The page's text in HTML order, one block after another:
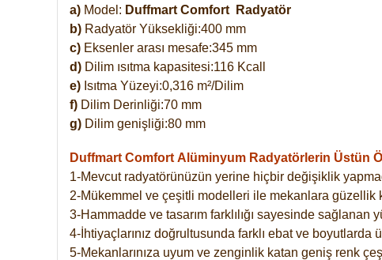
a) Model: Duffmart Comfort
Radyatör
b) Radyatör Yüksekliği:400 mm
c) Eksenler arası mesafe:345 mm
d) Dilim ısıtma kapasitesi:116 Kcall
e) Isıtma Yüzeyi:0,316 m²/Dilim
f) Dilim Derinliği:70 mm
g) Dilim genişliği:80 mm
Duffmart Comfort Alüminyum Radyatörlerin Üstün
1-Mevcut radyatörünüzün yerine hiçbir değişiklik
2-Mükemmel ve çeşitli modelleri ile mekanlara güzellik
3-Hammadde ve tasarım farklılığı sayesinde sağlanan
4-İhtiyaçlarınız doğrultusunda farklı ebat ve boyutlarda
5-Mekanlarınıza uyum ve zenginlik katan geniş renk